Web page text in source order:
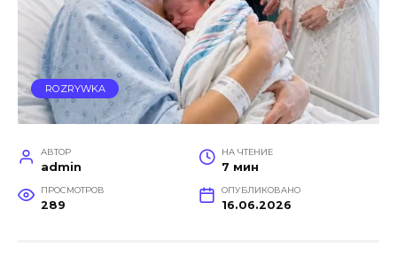
ROZRYWKA
АВТОР
admin
НА ЧТЕНИЕ
7 мин
ПРОСМОТРОВ
289
ОПУБЛИКОВАНО
16.06.2026